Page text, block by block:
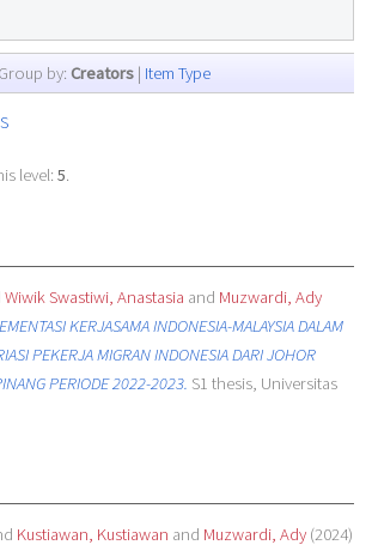
Group by: Creators | Item Type
S
level: 5.
Wiwik Swastiwi, Anastasia and Muzwardi, Ady
KERJASAMA INDONESIA-MALAYSIA DALAM
PEKERJA MIGRAN INDONESIA DARI JOHOR
PERIODE 2022-2023. S1 thesis, Universitas
Kustiawan, Kustiawan and Muzwardi, Ady(2024)